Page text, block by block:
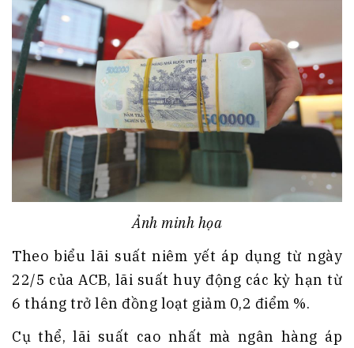
Ảnh minh họa
Theo biểu lãi suất niêm yết áp dụng từ ngày
22/5 của ACB, lãi suất huy động các kỳ hạn từ
6 tháng trở lên đồng loạt giảm 0,2 điểm %.
Cụ thể, lãi suất cao nhất mà ngân hàng áp